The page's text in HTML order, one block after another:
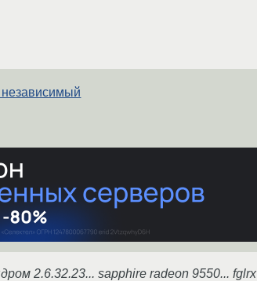
независимый
2.6.32.23... sapphire radeon 9550... fglrx